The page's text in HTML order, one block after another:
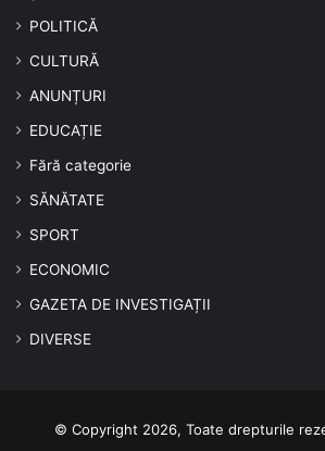
POLITICĂ
CULTURĂ
ANUNȚURI
EDUCAȚIE
Fără categorie
SĂNĂTATE
SPORT
ECONOMIC
GAZETA DE INVESTIGAȚII
DIVERSE
© Copyright 2026, Toate drepturile